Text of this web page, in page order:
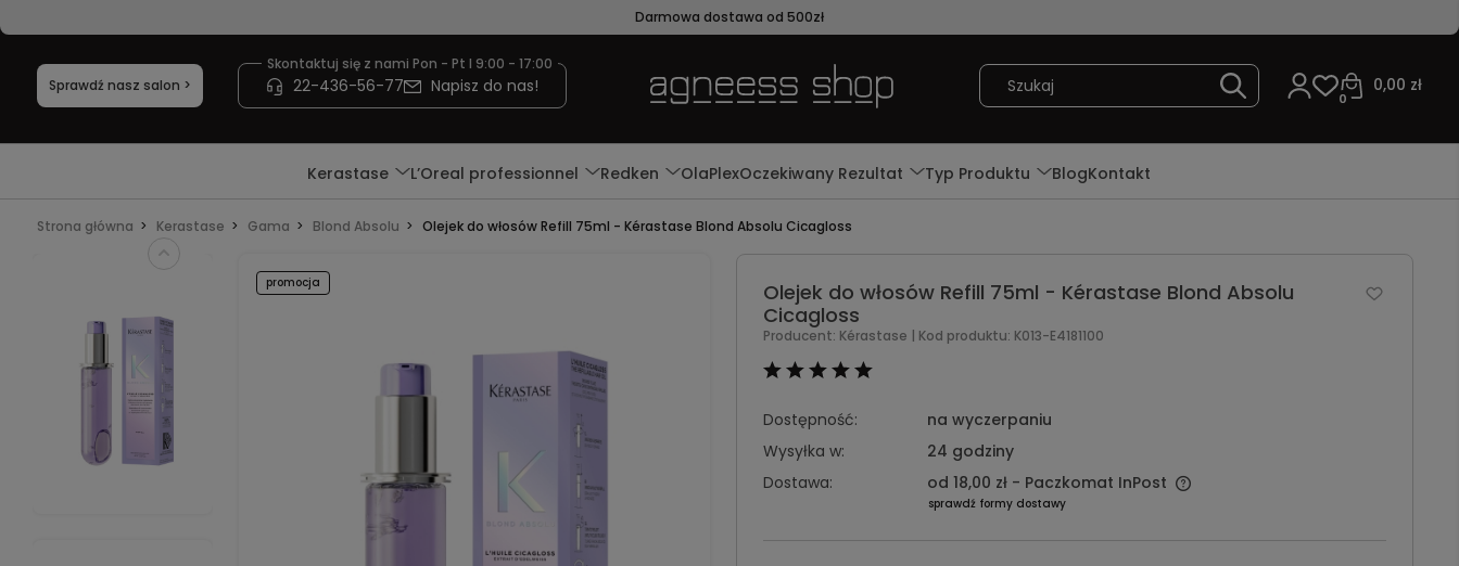
Darmowa dostawa od 500zł
Sprawdź nasz salon >
Skontaktuj się z nami Pon - Pt I 9:00 - 17:00
22-436-56-77 Napisz do nas! 0,00 zł
0
Kerastase L’Oreal professionnel Redken OlaPlexOczekiwany Rezultat Typ Produktu BlogKontakt
Strona główna Kerastase Gama Blond Absolu Olejek do włosów Refill 75ml - Kérastase Blond Absolu Cicagloss
promocja
Olejek do włosów Refill 75ml - Kérastase Blond Absolu
Cicagloss
Producent: Kérastase | Kod produktu: K013-E4181100
Dostępność:
na wyczerpaniu
Wysyłka w:
24 godziny
Dostawa:
od 18,00 zł - Paczkomat InPost
sprawdź formy dostawy